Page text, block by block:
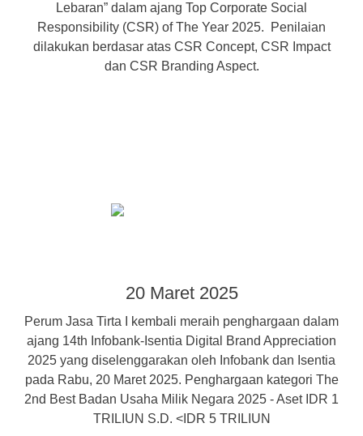
Lebaran” dalam ajang Top Corporate Social
Responsibility (CSR) of The Year 2025. Penilaian
dilakukan berdasar atas CSR Concept, CSR Impact
dan CSR Branding Aspect.
20 Maret 2025
Perum Jasa Tirta I kembali meraih penghargaan dalam
ajang 14th Infobank-Isentia Digital Brand Appreciation
2025 yang diselenggarakan oleh Infobank dan Isentia
pada Rabu, 20 Maret 2025. Penghargaan kategori The
2nd Best Badan Usaha Milik Negara 2025 - Aset IDR 1
TRILIUN S.D. <IDR 5 TRILIUN